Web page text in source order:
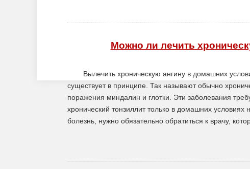
Можно ли лечить
Вылечить хроническую ангину в домашних
существует в принципе. Так называют обычно
поражения миндалин и глотки. Эти заболевания
хронический тонзиллит только в домашних условиях
болезнь, нужно обязательно обратиться к врачу,